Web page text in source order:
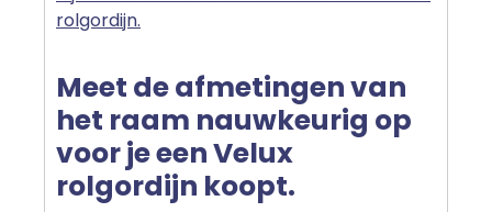
rolgordijn.
Meet de afmetingen van
het raam nauwkeurig op
voor je een Velux
rolgordijn koopt.